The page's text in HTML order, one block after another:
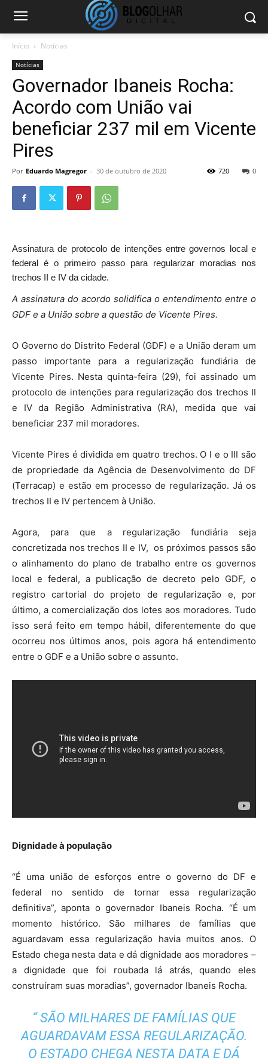
Início Notícias
Notícias
Governador Ibaneis Rocha:
Acordo com União vai
beneficiar 237 mil em Vicente
Pires
Por Eduardo Magregor - 30 de outubro de 2020 0
720
Assinatura de protocolo de intenções entre governos local e
federal é o primeiro passo para regularizar moradias nos
trechos II e IV da cidade.
A assinatura do acordo solidifica o entendimento entre o
GDF e a União sobre a questão de Vicente Pires.
O Governo do Distrito Federal (GDF) e a União deram um
passo importante para a regularização fundiária de
Vicente Pires. Nesta quinta-feira (29), foi assinado um
protocolo de intenções para regularização dos trechos II
e IV da Região Administrativa (RA), medida que vai
beneficiar 237 mil moradores.
Vicente Pires é dividida em quatro trechos. O I e o III são
de propriedade da Agência de Desenvolvimento do DF
(Terracap) e estão em processo de regularização. Já os
trechos II e IV pertencem à União.
Agora, para que a regularização fundiária seja
concretizada nos trechos II e IV, os próximos passos são
o alinhamento do plano de trabalho entre os governos
local e federal, a publicação de decreto pelo GDF, o
registro cartorial do projeto de regularização e, por
último, a comercialização dos lotes aos moradores. Tudo
isso será feito em tempo hábil, diferentemente do que
ocorreu nos últimos anos, pois agora há entendimento
entre o GDF e a União sobre o assunto.
Dignidade à população
“É uma união de esforços entre o governo do DF e
federal no sentido de tornar essa regularização
definitiva”, aponta o governador Ibaneis Rocha. “É um
momento histórico. São milhares de famílias que
aguardavam essa regularização havia muitos anos. O
Estado chega nesta data e dá dignidade aos moradores –
a dignidade que foi roubada lá atrás, quando eles
construíram suas moradias”, governador Ibaneis Rocha.
“ SÃO MILHARES DE FAMÍLIAS QUE
AGUARDAVAM ESSA REGULARIZAÇÃO.
O ESTADO CHEGA NESTA DATA E DÁ